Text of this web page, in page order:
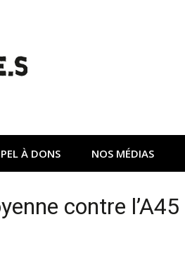
l'A45
À DONS NOS MÉDIAS
contre l’A45